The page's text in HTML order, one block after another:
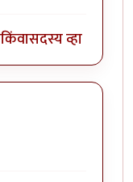
किंवासदस्य व्हा